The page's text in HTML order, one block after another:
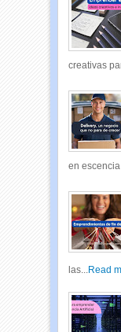
creativas
en escencia
las... Read